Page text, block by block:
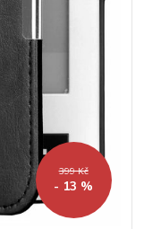
399 Kč
- 13 %